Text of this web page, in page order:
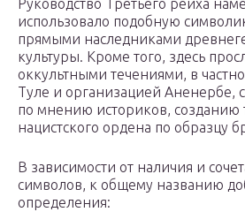
Руководство Третьего рейха
использовало подобную
прямыми наследниками
культуры. Кроме того, здесь
оккультными течениями, в
Туле и организацией Аненербе,
по мнению историков, созданию
нацистского ордена по образцу
В зависимости от наличия и
символов, к общему названию
определения: